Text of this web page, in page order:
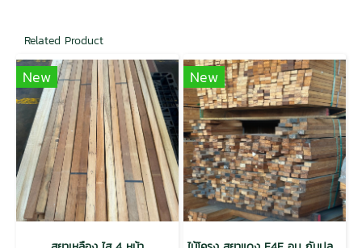
Related Product
New New